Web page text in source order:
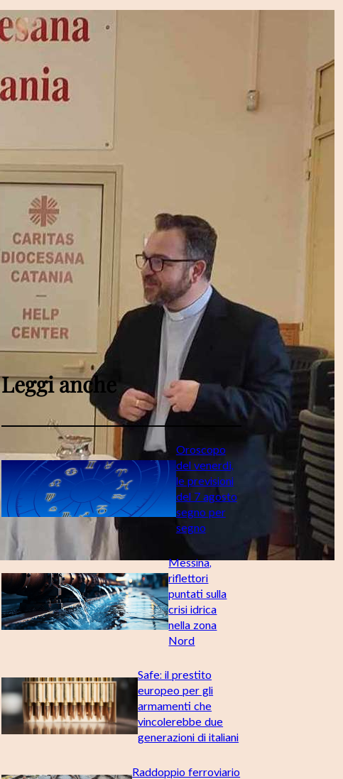
Leggi anche
Oroscopo
del venerdì,
le previsioni
del 7 agosto
segno per
segno
Messina,
riflettori
puntati sulla
crisi idrica
nella zona
Nord
Safe: il prestito
europeo per gli
armamenti che
vincolerebbe due
generazioni di italiani
Raddoppio ferroviario